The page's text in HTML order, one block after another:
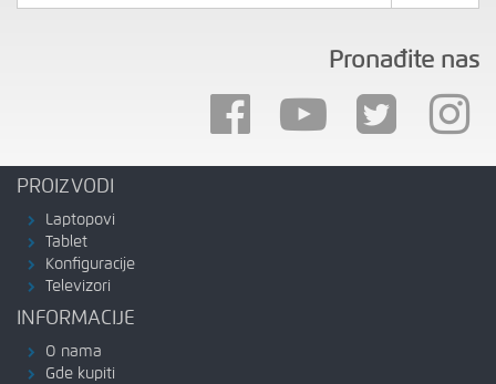
Pronađite nas
PROIZVODI
Laptopovi
Tablet
Konfiguracije
Televizori
INFORMACIJE
O nama
Gde kupiti